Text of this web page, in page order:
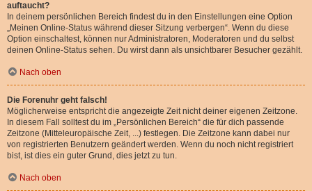
auftaucht?
In deinem persönlichen Bereich findest du in den Einstellungen eine Option
„Meinen Online-Status während dieser Sitzung verbergen“. Wenn du diese
Option einschaltest, können nur Administratoren, Moderatoren und du selbst
deinen Online-Status sehen. Du wirst dann als unsichtbarer Besucher gezählt.
Nach oben
Die Forenuhr geht falsch!
Möglicherweise entspricht die angezeigte Zeit nicht deiner eigenen Zeitzone.
In diesem Fall solltest du im „Persönlichen Bereich“ die für dich passende
Zeitzone (Mitteleuropäische Zeit, ...) festlegen. Die Zeitzone kann dabei nur
von registrierten Benutzern geändert werden. Wenn du noch nicht registriert
bist, ist dies ein guter Grund, dies jetzt zu tun.
Nach oben